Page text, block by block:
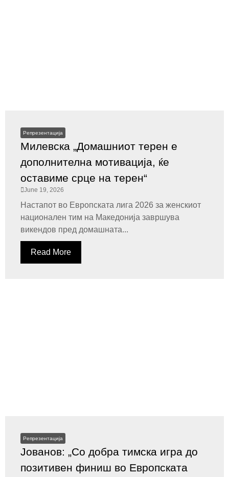
Репрезентација
Милевска „Домашниот терен е
дополнителна мотивација, ќе
оставиме срце на терен“
June 19, 2026
Настапот во Европската лига 2026 за женскиот
национален тим на Македонија завршува
викендов пред домашната...
Read More
Репрезентација
Јованов: „Со добра тимска игра до
позитивен финиш во Европската